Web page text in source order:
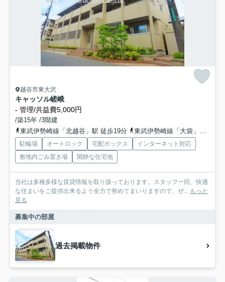
越谷市東大沢
キャッソル嵯峨
- 管理/共益費5,000円
/築15年 /3階建
東武伊勢崎線「北越谷」駅 徒歩19分
東武伊勢崎線「大袋」駅 徒歩32分
駐輪場 オートロック 宅配ボックス
インターネット対応
敷地内ごみ置き場
閑静な住宅地
当社は多種多様な賃貸情報を取り扱っております。スタッフ一同、快適
な住まいをご提供出来るよう全力で努めてまいりますので、ぜ... もっと
見る
募集中の部屋
過去掲載物件